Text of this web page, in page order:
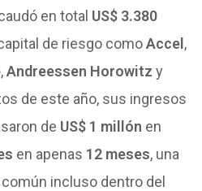
en total US$ 3.380
de riesgo comoAccel,
,Andreessen Horowitz y
de este año, sus ingresos
de US$ 1 millón en
en apenas 12 meses, una
incluso dentro del